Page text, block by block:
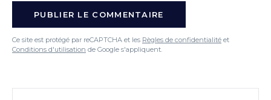
Ce site est protégé par reCAPTCHA et les Règles de confidentialité et
Conditions d'utilisation de Google s'appliquent.